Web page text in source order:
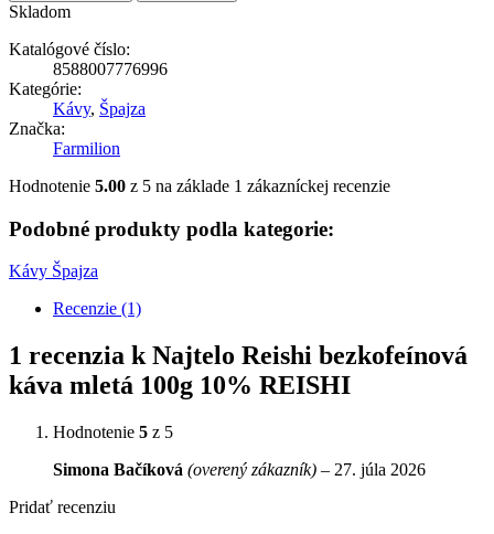
Skladom
Katalógové číslo:
8588007776996
Kategórie:
Kávy, Špajza
Značka:
Farmilion
Hodnotenie 5.00 z 5 na základe 1 zákazníckej recenzie
Podobné produkty podla kategorie:
Kávy Špajza
Recenzie (1)
1 recenzia kNajtelo Reishi bezkofeínová
káva mletá 100g 10% REISHI
Hodnotenie 5 z 5
Simona Bačíková (overený zákazník) – 27. júla 2026
Pridať recenziu